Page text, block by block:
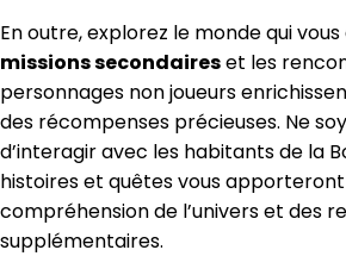
En outre, explorez le monde qui
missions secondaireset les
personnages non joueurs
des récompenses précieuses. Ne
d’interagir avec les habitants de la
histoires et quêtes vous
compréhension de l’univers et des
supplémentaires.